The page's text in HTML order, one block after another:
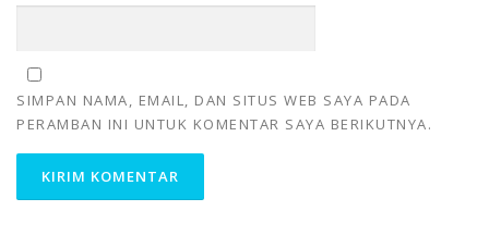
SIMPAN NAMA, EMAIL, DAN SITUS WEB SAYA PADA
PERAMBAN INI UNTUK KOMENTAR SAYA BERIKUTNYA.